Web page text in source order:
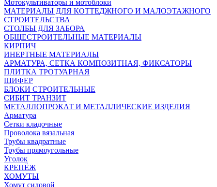
Мотокультиваторы и мотоблоки
МАТЕРИАЛЫ ДЛЯ КОТТЕДЖНОГО И МАЛОЭТАЖНОГО
СТРОИТЕЛЬСТВА
СТОЛБЫ ДЛЯ ЗАБОРА
ОБЩЕСТРОИТЕЛЬНЫЕ МАТЕРИАЛЫ
КИРПИЧ
ИНЕРТНЫЕ МАТЕРИАЛЫ
АРМАТУРА, СЕТКА КОМПОЗИТНАЯ, ФИКСАТОРЫ
ПЛИТКА ТРОТУАРНАЯ
ШИФЕР
БЛОКИ СТРОИТЕЛЬНЫЕ
СИБИТ ТРАНЗИТ
МЕТАЛЛОПРОКАТ И МЕТАЛЛИЧЕСКИЕ ИЗДЕЛИЯ
Арматура
Сетки кладочные
Проволока вязальная
Трубы квадратные
Трубы прямоугольные
Уголок
КРЕПЁЖ
ХОМУТЫ
Хомут силовой